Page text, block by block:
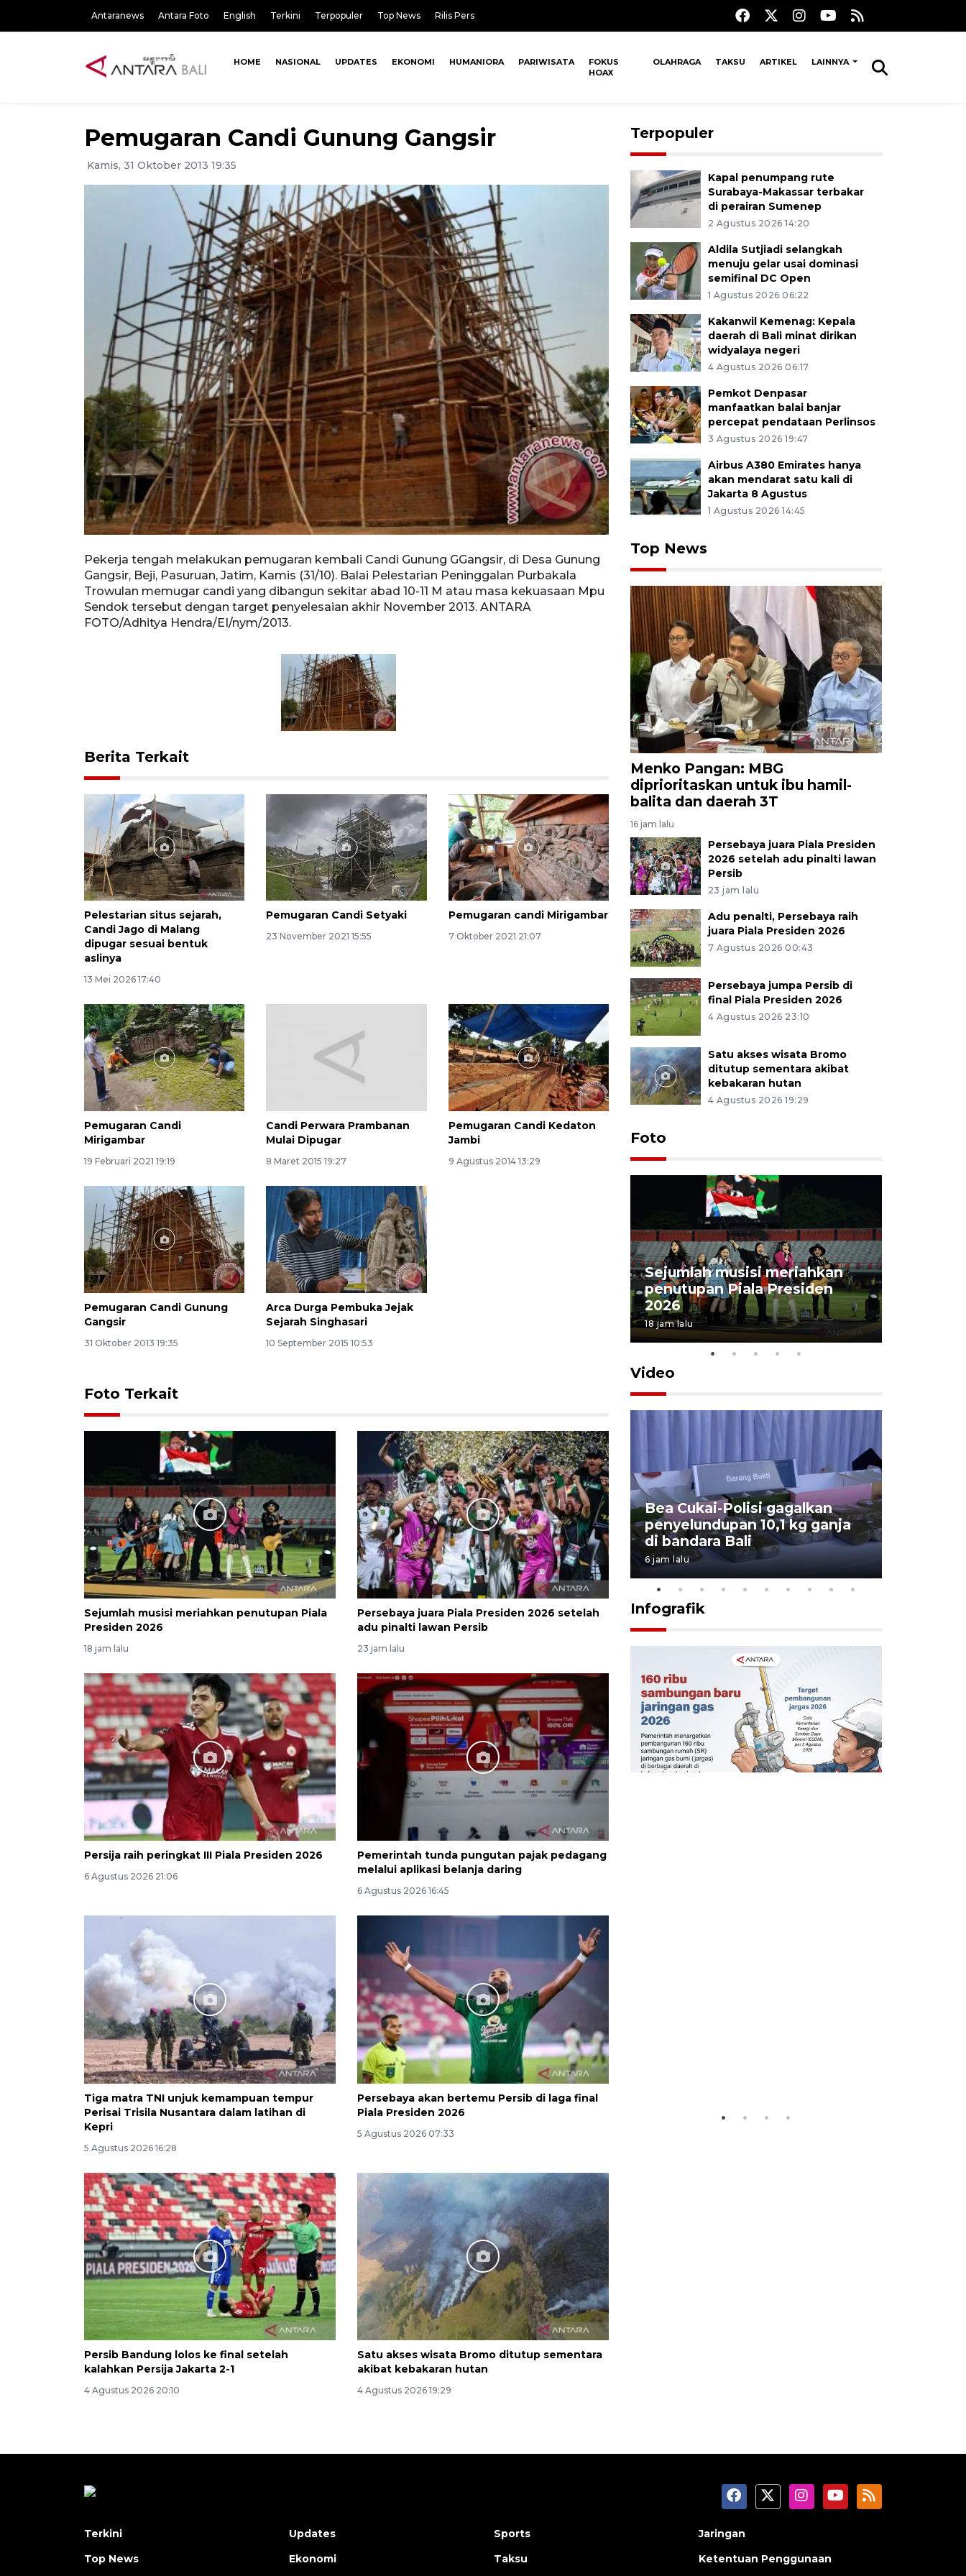
Antaranews Antara Foto English Terkini Terpopuler Top News Rilis Pers
HOME NASIONAL UPDATES EKONOMI HUMANIORA PARIWISATA
FOKUS
HOAX
OLAHRAGA TAKSU ARTIKEL LAINNYA
Pemugaran Candi Gunung Gangsir
Kamis, 31 Oktober 2013 19:35
Pekerja tengah melakukan pemugaran kembali Candi Gunung GGangsir, di Desa Gunung
Gangsir, Beji, Pasuruan, Jatim, Kamis (31/10). Balai Pelestarian Peninggalan Purbakala
Trowulan memugar candi yang dibangun sekitar abad 10-11 M atau masa kekuasaan Mpu
Sendok tersebut dengan target penyelesaian akhir November 2013. ANTARA
FOTO/Adhitya Hendra/EI/nym/2013.
Berita Terkait
Pelestarian situs sejarah,
Candi Jago di Malang
dipugar sesuai bentuk
aslinya
13 Mei 2026 17:40
Pemugaran Candi Setyaki
23 November 2021 15:55
Pemugaran candi Mirigambar
7 Oktober 2021 21:07
Pemugaran Candi
Mirigambar
19 Februari 2021 19:19
Candi Perwara Prambanan
Mulai Dipugar
8 Maret 2015 19:27
Pemugaran Candi Kedaton
Jambi
9 Agustus 2014 13:29
Pemugaran Candi Gunung
Gangsir
31 Oktober 2013 19:35
Arca Durga Pembuka Jejak
Sejarah Singhasari
10 September 2015 10:53
Foto Terkait
Sejumlah musisi meriahkan penutupan Piala
Presiden 2026
18 jam lalu
Persebaya juara Piala Presiden 2026 setelah
adu pinalti lawan Persib
23 jam lalu
Persija raih peringkat III Piala Presiden 2026
6 Agustus 2026 21:06
Pemerintah tunda pungutan pajak pedagang
melalui aplikasi belanja daring
6 Agustus 2026 16:45
Tiga matra TNI unjuk kemampuan tempur
Perisai Trisila Nusantara dalam latihan di
Kepri
5 Agustus 2026 16:28
Persebaya akan bertemu Persib di laga final
Piala Presiden 2026
5 Agustus 2026 07:33
Persib Bandung lolos ke final setelah
kalahkan Persija Jakarta 2-1
4 Agustus 2026 20:10
Satu akses wisata Bromo ditutup sementara
akibat kebakaran hutan
4 Agustus 2026 19:29
Terpopuler
Kapal penumpang rute
Surabaya-Makassar terbakar
di perairan Sumenep
2 Agustus 2026 14:20
Aldila Sutjiadi selangkah
menuju gelar usai dominasi
semifinal DC Open
1 Agustus 2026 06:22
Kakanwil Kemenag: Kepala
daerah di Bali minat dirikan
widyalaya negeri
4 Agustus 2026 06:17
Pemkot Denpasar
manfaatkan balai banjar
percepat pendataan Perlinsos
3 Agustus 2026 19:47
Airbus A380 Emirates hanya
akan mendarat satu kali di
Jakarta 8 Agustus
1 Agustus 2026 14:45
Top News
Menko Pangan: MBG
diprioritaskan untuk ibu hamil-
balita dan daerah 3T
16 jam lalu
Persebaya juara Piala Presiden
2026 setelah adu pinalti lawan
Persib
23 jam lalu
Adu penalti, Persebaya raih
juara Piala Presiden 2026
7 Agustus 2026 00:43
Persebaya jumpa Persib di
final Piala Presiden 2026
4 Agustus 2026 23:10
Satu akses wisata Bromo
ditutup sementara akibat
kebakaran hutan
4 Agustus 2026 19:29
Foto
Tiga matra TNI unjuk
kemampuan tempur Perisai
Trisila Nusantara dalam
latihan di Kepri
Sejumlah musisi meriahkan
penutupan Piala Presiden
2026
18 jam lalu
Video
Polisi tetapkan lima tersangka
pengeroyokan maling ayam di
Tabanan
27 Juli 2026 22:32
Bea Cukai-Polisi gagalkan
penyelundupan 10,1 kg ganja
di bandara Bali
6 jam lalu
Infografik
Ekonomi triwulan II-2026
tumbuh 5,29 persen
Terkini
Top News
Updates
Ekonomi
Sports
Taksu
Jaringan
Ketentuan Penggunaan